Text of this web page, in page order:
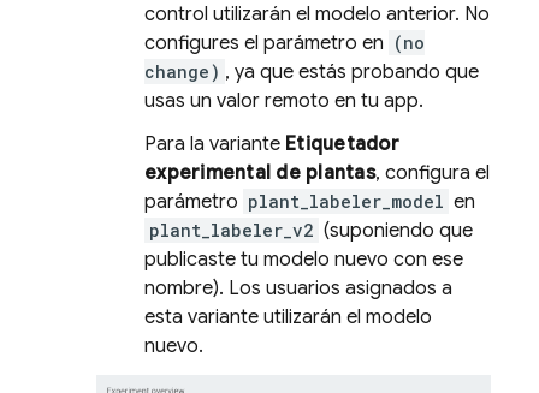
control utilizarán el modelo anterior. No
configures el parámetro en (no
change) , ya que estás probando que
usas un valor remoto en tu app.
Para la variante Etiquetador
experimental de plantas, configura el
parámetro plant_labeler_model en
plant_labeler_v2 (suponiendo que
publicaste tu modelo nuevo con ese
nombre). Los usuarios asignados a
esta variante utilizarán el modelo
nuevo.